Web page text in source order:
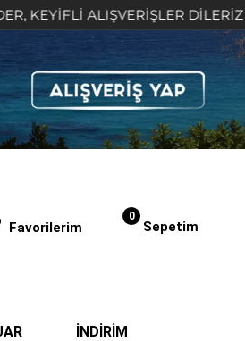
ALIŞVERİŞLER DİLERİZ 🤍
Sepetim
0
İNDİRİM
Favorilerim